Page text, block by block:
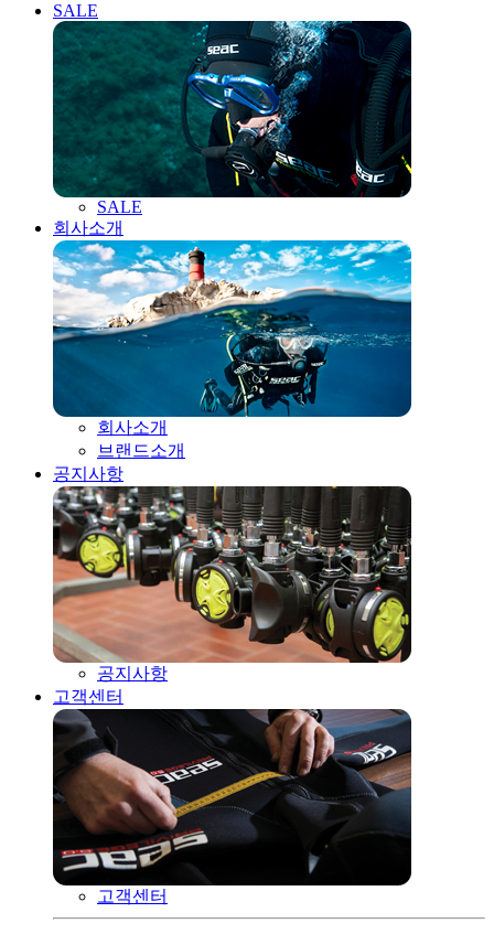
SALE
SALE
회사소개
회사소개
브랜드소개
공지사항
공지사항
고객센터
고객센터